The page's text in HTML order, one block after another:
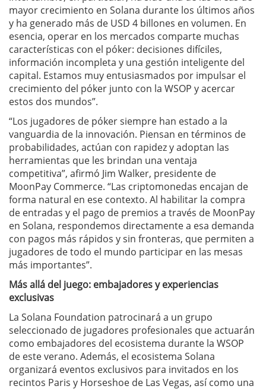
mayor crecimiento en Solana durante los últimos años
y ha generado más de USD 4 billones en volumen. En
esencia, operar en los mercados comparte muchas
características con el póker: decisiones difíciles,
información incompleta y una gestión inteligente del
capital. Estamos muy entusiasmados por impulsar el
crecimiento del póker junto con la WSOP y acercar
estos dos mundos”.
“Los jugadores de póker siempre han estado a la
vanguardia de la innovación. Piensan en términos de
probabilidades, actúan con rapidez y adoptan las
herramientas que les brindan una ventaja
competitiva”, afirmó Jim Walker, presidente de
MoonPay Commerce. “Las criptomonedas encajan de
forma natural en ese contexto. Al habilitar la compra
de entradas y el pago de premios a través de MoonPay
en Solana, respondemos directamente a esa demanda
con pagos más rápidos y sin fronteras, que permiten a
jugadores de todo el mundo participar en las mesas
más importantes”.
Más allá del juego: embajadores y experiencias
exclusivas
La Solana Foundation patrocinará a un grupo
seleccionado de jugadores profesionales que actuarán
como embajadores del ecosistema durante la WSOP
de este verano. Además, el ecosistema Solana
organizará eventos exclusivos para invitados en los
recintos Paris y Horseshoe de Las Vegas, así como una